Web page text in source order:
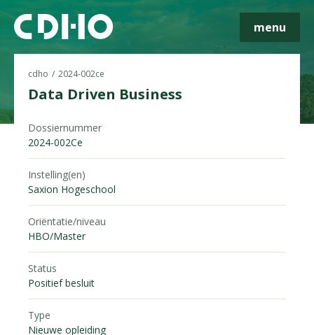
menu
cdho 2024-002ce
Data Driven Business
Dossiernummer
2024-002Ce
Instelling(en)
Saxion Hogeschool
Oriëntatie/niveau
HBO/Master
Status
Positief besluit
Type
Nieuwe opleiding